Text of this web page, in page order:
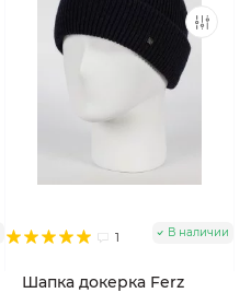
1 В наличии
Шапка докерка Ferz